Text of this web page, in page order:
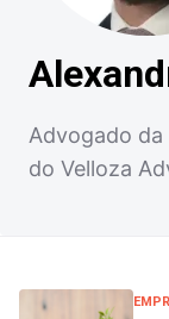
Advogado
do Velloza